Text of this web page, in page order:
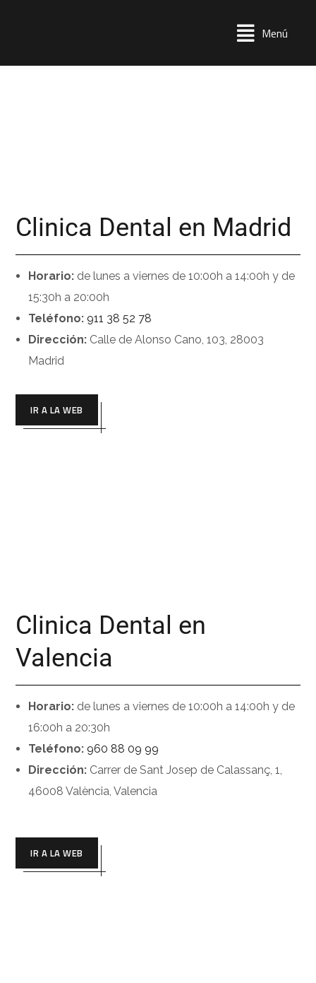
Menú
Clinica Dental en Madrid
Horario: de lunes a viernes de 10:00h a 14:00h y de
15:30h a 20:00h
Teléfono: 911 38 52 78
Dirección: Calle de Alonso Cano, 103, 28003
Madrid
IR A LA WEB
Clinica Dental en
Valencia
Horario: de lunes a viernes de 10:00h a 14:00h y de
16:00h a 20:30h
Teléfono: 960 88 09 99
Dirección: Carrer de Sant Josep de Calassanç, 1,
46008 València, Valencia
IR A LA WEB